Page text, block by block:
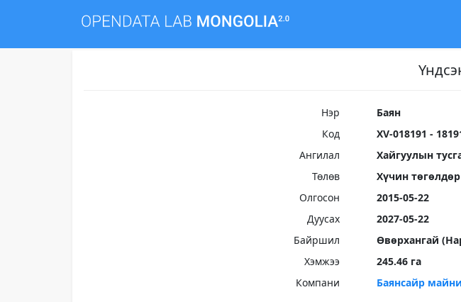
Нэр
Баян
Код
XV-018191 -
Ангилал
Хайгуулын
Төлөв
Хүчин төгөлдөр
Олгосон
2015-05-22
Дуусах
2027-05-22
Байршил
Өвөрхангай
Хэмжээ
245.46 га
Компани
Баянсайр